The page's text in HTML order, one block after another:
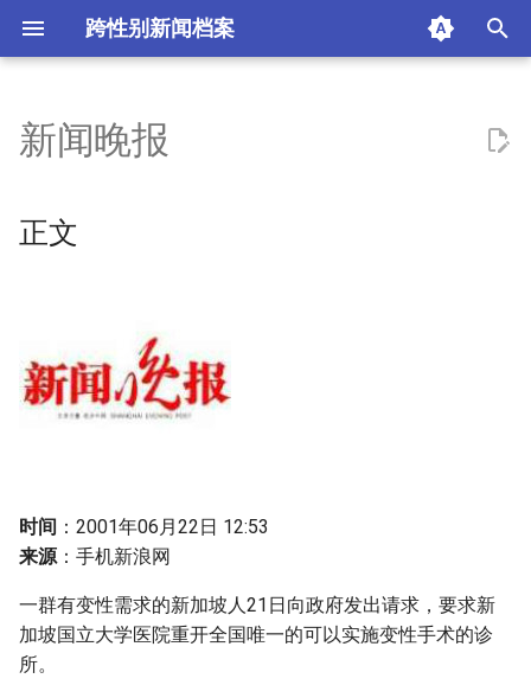
跨性别新闻档案
n
i
i
g
e
a
正文
摘要与附加信息
新闻晚报
正文
时间 ：2001年06月22日 12:53
来源：手机新浪网
一群有变性需求的新加坡人21日向政府发出请求，要求新
加坡国立大学医院重开全国唯一的可以实施变性手术的诊
所。